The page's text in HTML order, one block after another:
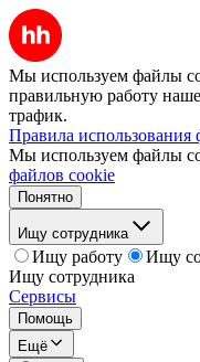
Мы используем файлы
правильную работу
трафик.
Правила использования
Мы используем файлы
файлов cookie
Понятно
Ищу сотрудника
Ищу работу
Ищу
Ищу сотрудника
Сервисы
Помощь
Ещё